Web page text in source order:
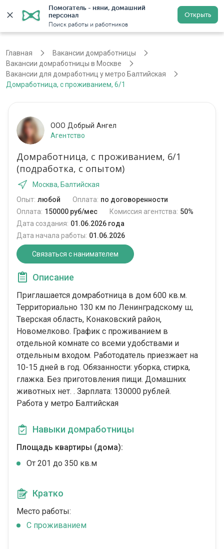
Помогатель - няни, домашний
персонал
Поиск работы и работников
Открыть
Регистрация
Главная
Вакансии домработницы
Вакансии домработницы в Москве
Вакансии для домработниц у метро Балтийская
Домработница, с проживанием, 6/1
ООО Добрый Ангел
Агентство
Домработница, с проживанием, 6/1
(подработка, с опытом)
Москва, Балтийская
Опыт: любой Оплата: по договоренности
Оплата: 150000 руб/мес Комиссия агентства: 50%
Дата создания: 01.06.2026 года
Дата начала работы: 01.06.2026
Связаться с нанимателем
Описание
Приглашается домработница в дом 600 кв.м.
Территориально 130 км по Ленинградскому ш,
Тверская область, Конаковский район,
Новомелково. График с проживанием в
отдельной комнате со всеми удобствами и
отдельным входом. Работодатель приезжает на
10-15 дней в год. Обязанности: уборка, стирка,
глажка. Без приготовления пищи. Домашних
животных нет. . Зарплата: 130000 рублей.
Работа у метро Балтийская
Навыки домработницы
Площадь квартиры (дома):
От 201 до 350 кв.м
Кратко
Место работы:
C проживанием